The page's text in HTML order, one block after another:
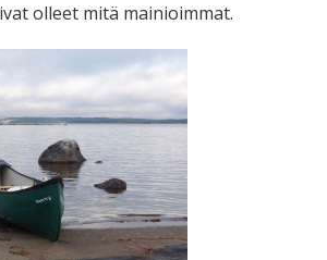
olleet mitä mainioimmat.